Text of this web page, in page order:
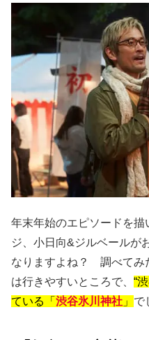
年末年始のエピソードを
ジ、小日向&ジルベールが
なりますよね？ 調べてみ
は行きやすいところで、 “
ている「 渋谷氷川神社 」 で